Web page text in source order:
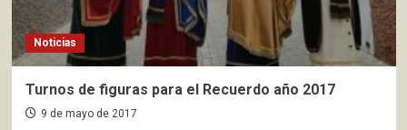
Noticias
Turnos de figuras para el Recuerdo año 2017
9 de mayo de 2017